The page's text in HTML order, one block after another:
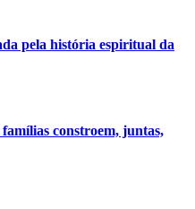
pela história espiritual da
constroem, juntas,